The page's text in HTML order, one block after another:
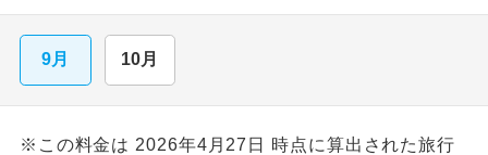
9月 10月
※この料金は 2026年4月27日 時点に算出された旅行